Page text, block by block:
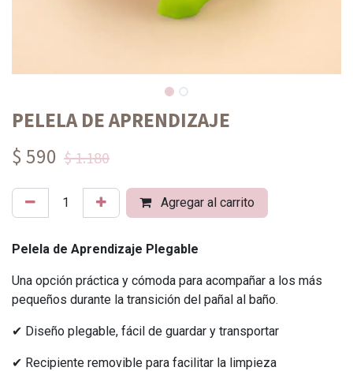
PELELA DE APRENDIZAJE
$ 590 $ 1.180
Agregar al carrito
Pelela de Aprendizaje Plegable
Una opción práctica y cómoda para acompañar a los más
pequeños durante la transición del pañal al baño.
✔ Diseño plegable, fácil de guardar y transportar
✔ Recipiente removible para facilitar la limpieza